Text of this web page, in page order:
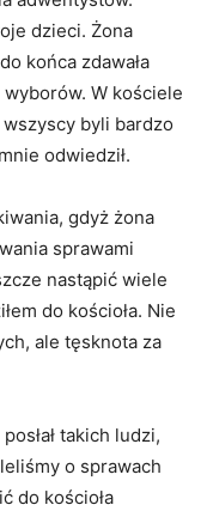
dzieci. Żona
końca zdawała
W kościele
byli bardzo
odwiedził.
gdyż żona
sprawami
nastąpić wiele
do kościoła. Nie
ale tęsknota za
takich ludzi,
o sprawach
do kościoła